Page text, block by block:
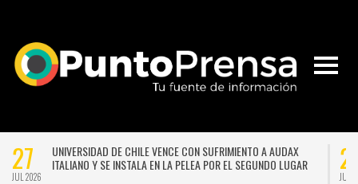
27
JUL 2026
UNIVERSIDAD DE CHILE VENCE CON SUFRIMIENTO A AUDAX
ITALIANO Y SE INSTALA EN LA PELEA POR EL SEGUNDO LUGAR
JUL